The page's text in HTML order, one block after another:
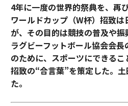
4年に一度の世界的祭典を、
ワールドカップ（W杯）招致
が、その目的は競技の普及や
ラグビーフットボール協会会長
のために、スポーツにできるこ
招致の“合言葉”を策定した。
た。